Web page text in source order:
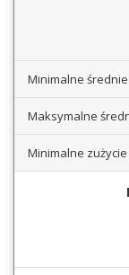
Minimalne
Maksymalne
Minimalne